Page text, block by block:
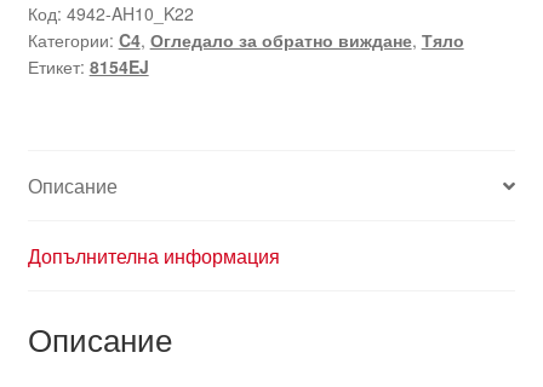
Код: 4942-AH10_K22
Категории: C4, Огледало за обратно виждане, Тяло
Етикет: 8154EJ
Описание
Допълнителна информация
Описание